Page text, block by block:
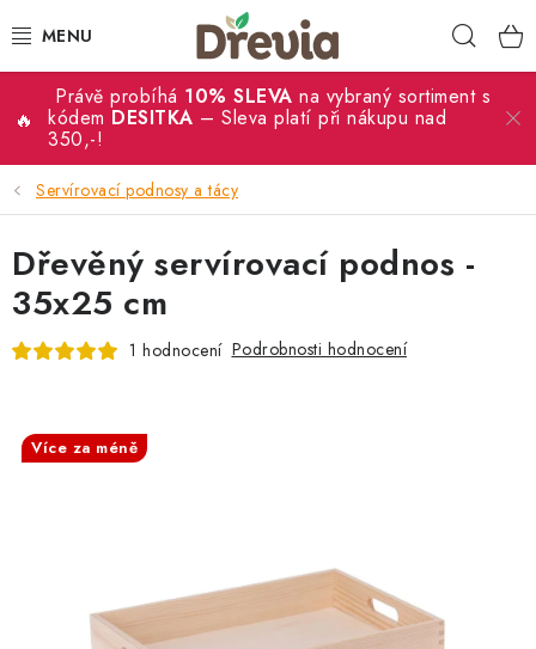
na
SVATBA 💍
DÁRKY
KUCHYŇSKÉ POTŘEBY
DEKORACE
Právě probíhá 10% SLEVA na vybraný sortiment s
kódem DESITKA – Sleva platí při nákupu nad
350,-!
Servírovací podnosy a tácy
Dřevěný servírovací podnos -
35x25 cm
1 hodnocení Podrobnosti hodnocení
Více za méně